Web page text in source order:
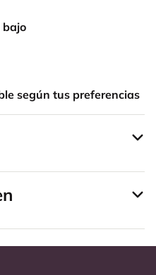
bajo
según tus preferencias